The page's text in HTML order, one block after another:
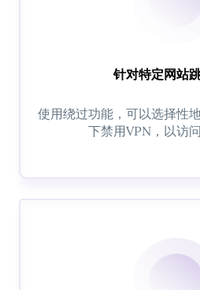
针对特定网站
使用绕过功能，可以选择性
下禁用VPN，以访